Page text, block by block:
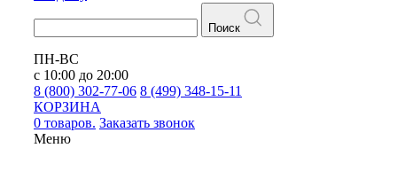
Поиск
ПН-ВС
с 10:00 до 20:00
8 (800) 302-77-06 8 (499) 348-15-11
КОРЗИНА
0 товаров. Заказать звонок
Меню